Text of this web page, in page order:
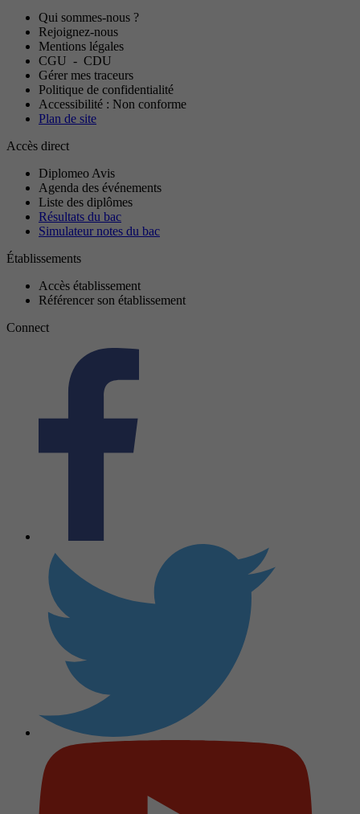
Qui sommes-nous ?
Rejoignez-nous
Mentions légales
CGU - CDU
Gérer mes traceurs
Politique de confidentialité
Accessibilité : Non conforme
Plan de site
Accès direct
Diplomeo Avis
Agenda des événements
Liste des diplômes
Résultats du bac
Simulateur notes du bac
Établissements
Accès établissement
Référencer son établissement
Connect